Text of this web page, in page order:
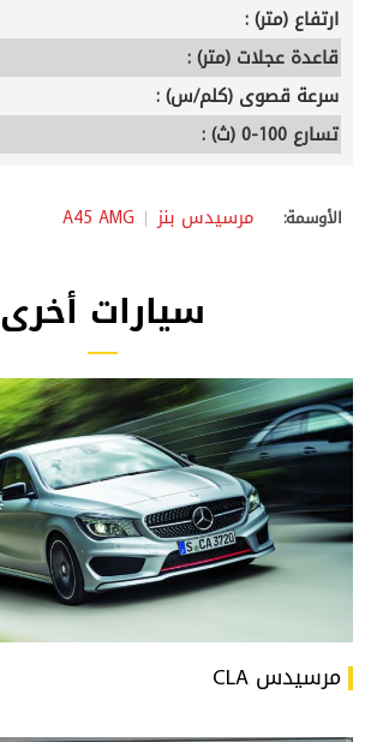
ارتفاع (متر) :
قاعدة عجلات (متر) :
سرعة قصوى (كلم/س) :
تسارع 100-0 (ث) :
الأوسمة: مرسيدس بنز A45 AMG
سيارات أخرى
مرسيدس CLA